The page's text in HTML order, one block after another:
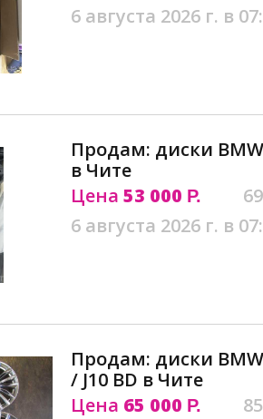
6 августа 2026 г. в
Продам: диски
в Чите
Цена 53 000 Р.
6 августа 2026 г. в
Продам: диски
/ J10 BD в Чите
Цена 65 000 Р.